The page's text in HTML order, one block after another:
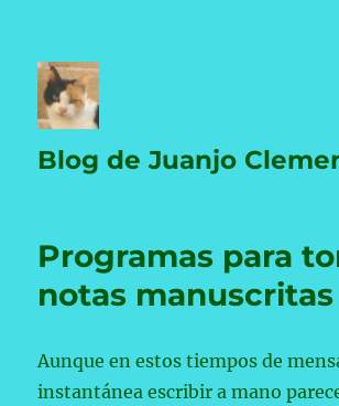
Blog de Juanjo
Programas para
notas manuscritas
Aunque en estos tiempos de
instantánea escribir a mano